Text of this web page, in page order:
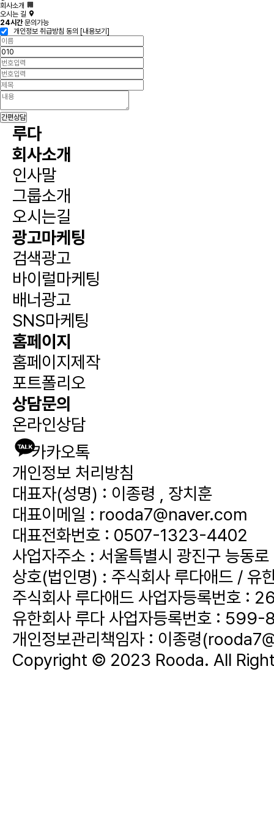
회사소개
오시는 길
24시간문의가능
개인정보 취급방침 동의 [내용보기]
간편상담
루다
회사소개
인사말
그룹소개
오시는길
광고마케팅
검색광고
바이럴마케팅
배너광고
SNS마케팅
홈페이지
홈페이지제작
포트폴리오
상담문의
온라인상담
카카오톡
개인정보 처리방침
대표자(성명) : 이종령 , 장치훈
대표이메일 : rooda7@naver.com
대표전화번호 : 0507-1323-4402
사업자주소 : 서울특별시 광진구 능동
상호(법인명) : 주식회사 루다애드 / 유
주식회사 루다애드 사업자등록번호
유한회사 루다 사업자등록번호 :
개인정보관리책임자 : 이종령
Copyright © 2023 Rooda. All